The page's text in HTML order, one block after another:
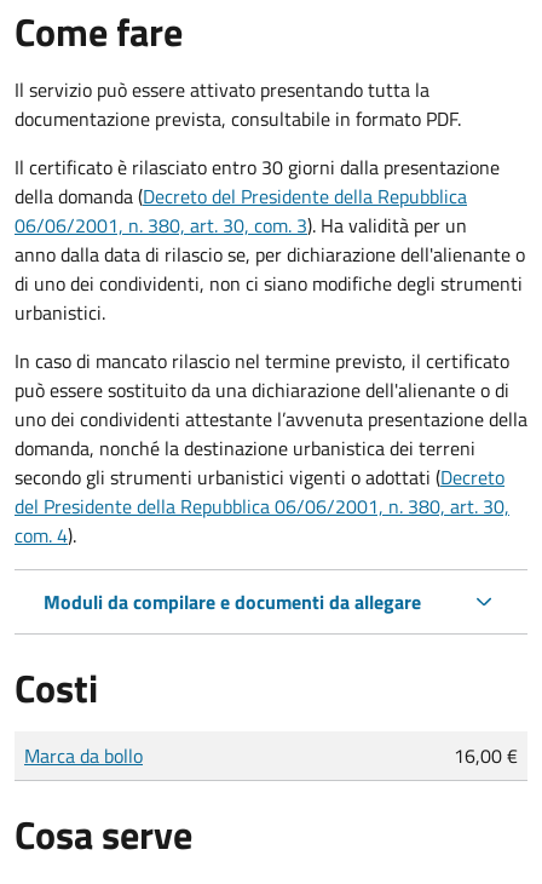
Come fare
Il servizio può essere attivato presentando tutta la
documentazione prevista, consultabile in formato PDF.
Il certificato è rilasciato entro 30 giorni dalla presentazione
della domanda (Decreto del Presidente della Repubblica
06/06/2001, n. 380, art. 30, com. 3). Ha validità per un
anno dalla data di rilascio se, per dichiarazione dell'alienante o
di uno dei condividenti, non ci siano modifiche degli strumenti
urbanistici.
In caso di mancato rilascio nel termine previsto, il certificato
può essere sostituito da una dichiarazione dell'alienante o di
uno dei condividenti attestante l’avvenuta presentazione della
domanda, nonché la destinazione urbanistica dei terreni
secondo gli strumenti urbanistici vigenti o adottati (Decreto
del Presidente della Repubblica 06/06/2001, n. 380, art. 30,
com. 4).
Moduli da compilare e documenti da allegare
Costi
Tipo di pagamento
Importo
Marca da bollo 16,00 €
Cosa serve